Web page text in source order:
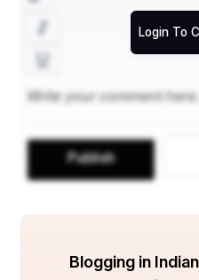
Login To
Publish
Blogging in